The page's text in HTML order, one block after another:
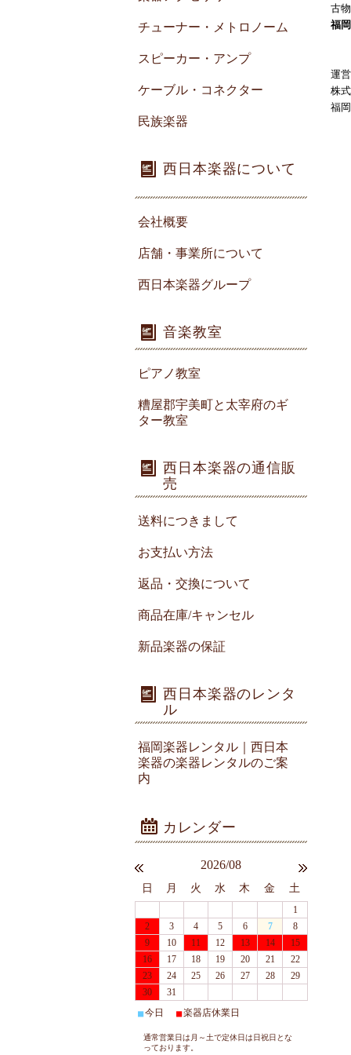
古
福
運
株
福
チューナー・メトロノーム
スピーカー・アンプ
ケーブル・コネクター
民族楽器
西日本楽器について
会社概要
店舗・事業所について
西日本楽器グループ
音楽教室
ピアノ教室
糟屋郡宇美町と太宰府のギ
ター教室
西日本楽器の通信販
売
送料につきまして
お支払い方法
返品・交換について
商品在庫/キャンセル
新品楽器の保証
西日本楽器のレンタ
ル
福岡楽器レンタル｜西日本
楽器の楽器レンタルのご案
内
2026/08
日 月 火 水 木 金 土
1
2
3 4 5 6 7
8
9
10 11 12 13 14
15
16
17 18 19 20 21
22
23
24 25 26 27 28
29
30
31
■今日 ■楽器店休業日
通常営業日は月～土で定休日は日祝日とな
っております。